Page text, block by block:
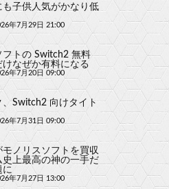
子供人気がかなり低
年7月29日 21:00
フトの Switch2 無料
なぜか有料になる
年7月20日 09:00
Switch2 向けタイト
年7月31日 09:00
モノリスソフトを買収
史上最高の神の一手だ
に
年7月27日 13:00